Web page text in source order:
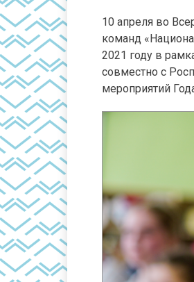
10 апреля во
команд
2021 году в
совместно с
мероприятий